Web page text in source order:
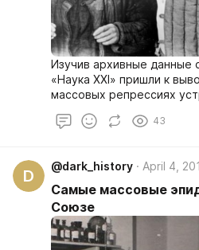
Изучив архивные данные
«Наука ХХI» пришли к
массовых репрессиях
отношении
не являются
43
D
@dark_history April 4,
Самые массовые
Союзе